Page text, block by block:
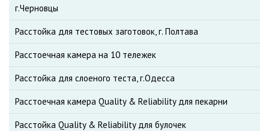
г.Черновцы
Расстойка для тестовых заготовок, г. Полтава
Расстоечная камера на 10 тележек
Расстойка для слоеного теста, г.Одесса
Расстоечная камера Quality & Reliability для пекарни
Расстойка Quality & Reliability для булочек